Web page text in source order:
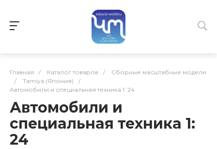
Главная / Каталог товаров /
Сборные масштабные модели
/
Tamiya (Япония)
/
Автомобили и специальная техника 1: 24
Автомобили и
специальная техника 1:
24